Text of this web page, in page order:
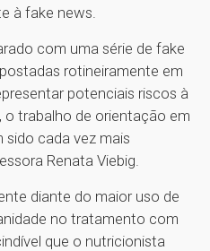
à fake news.
com uma série de fake
rotineiramente em
potenciais riscos à
o trabalho de orientação em
cada vez mais
Renata Viebig.
diante do maior uso de
no tratamento com
que o nutricionista